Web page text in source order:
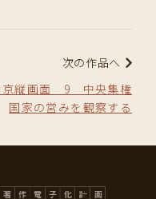
次の作品へ
京縦画面 9 中央集権
国家の営みを観察する